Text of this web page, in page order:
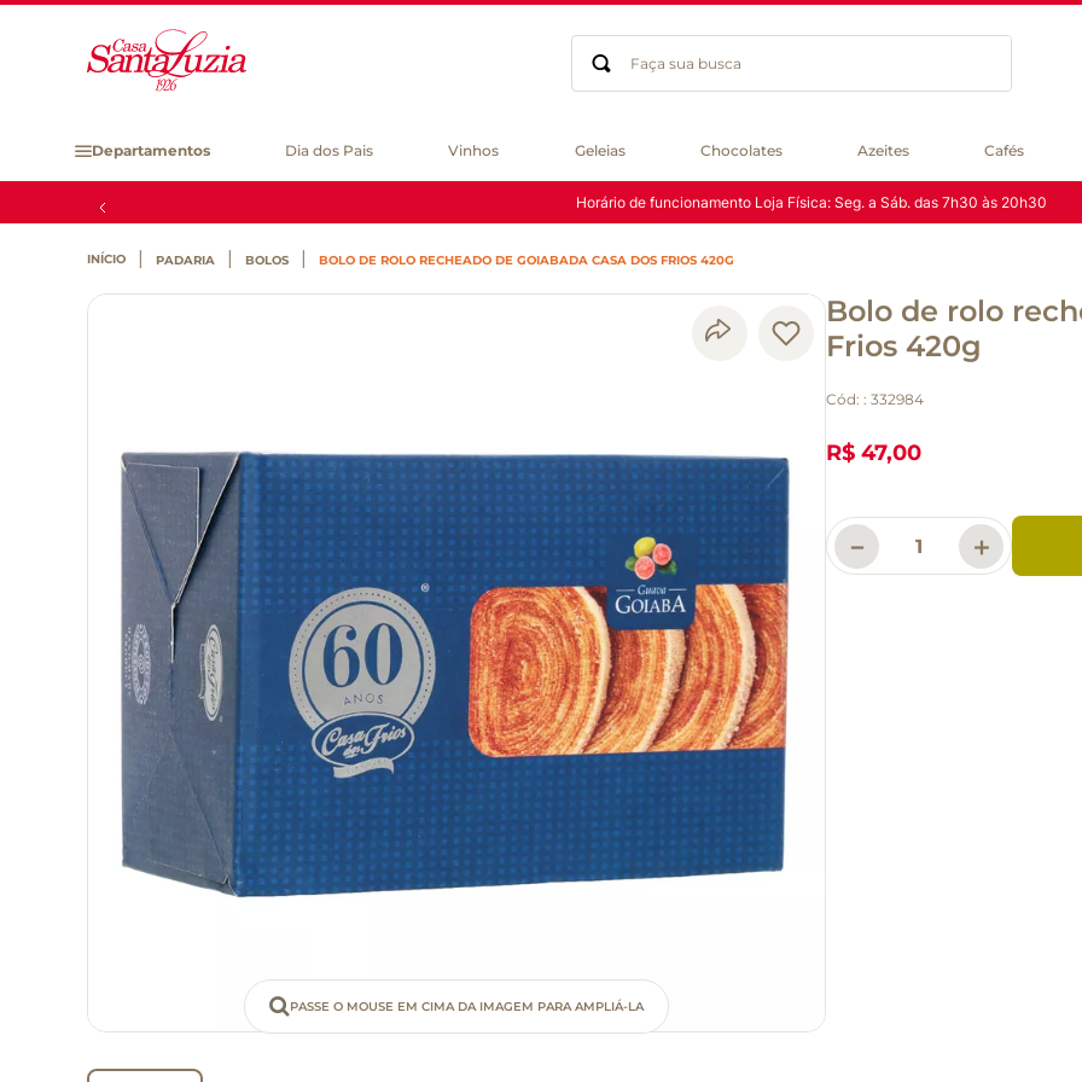
Faça sua busca
Departamentos Dia dos Pais Vinhos Geleias Chocolates Azeites Cafés
Horário de funcionamento Loja Física: Seg. a Sáb. das 7h30 às 20h30
PADARIA BOLOS BOLO DE ROLO RECHEADO DE GOIABADA CASA DOS FRIOS 420G
PASSE O MOUSE EM CIMA DA IMAGEM PARA AMPLIÁ-LA
Bolo de rolo
Frios 420g
Cód: : 332984
R$ 47,00
＋
－
gluten
chá
macarrão